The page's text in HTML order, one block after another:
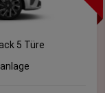
5 Türe